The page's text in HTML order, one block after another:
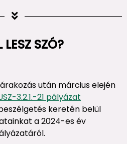
LESZ SZÓ?
után március elején
3.2.1.-21 pályázat
keretén belül
a 2024-es év